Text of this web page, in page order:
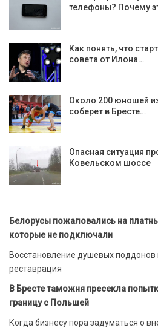
телефоны? Почему
Как понять, что
совета от Илона…
Около 200 юношей
соберет в Бресте…
Опасная ситуация
Ковельском шоссе
Белорусы пожаловались на
которые не подключали
Восстановление душевых
реставрация
В Бресте таможня пресекла
границу с Польшей
Когда бизнесу пора задуматься о